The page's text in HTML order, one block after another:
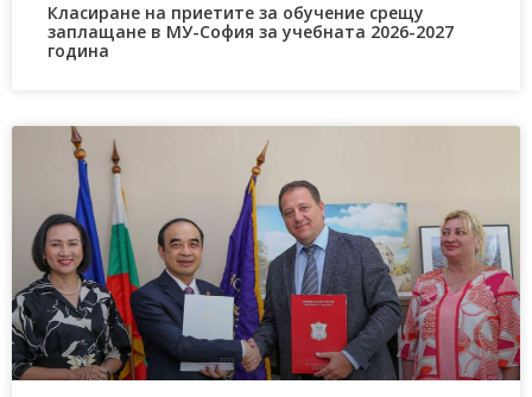
Класиране на приетите за обучение срещу
заплащане в МУ-София за учебната 2026-2027
година